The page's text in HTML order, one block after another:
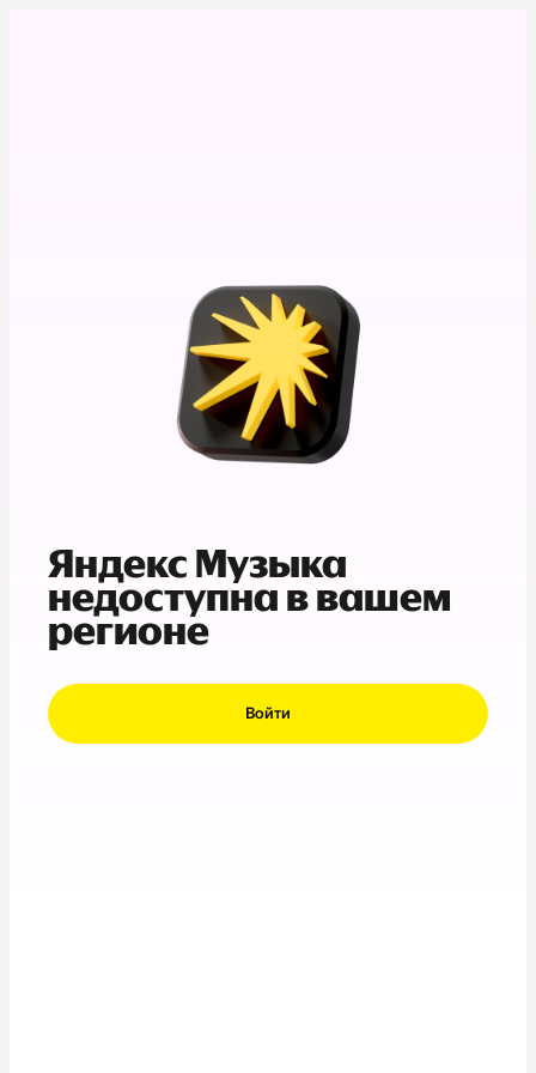
Яндекс Музыка
недоступна в вашем
регионе
Войти